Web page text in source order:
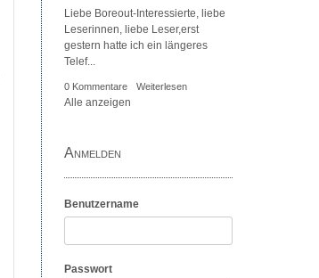
Liebe Boreout-Interessierte, liebe
Leserinnen, liebe Leser,erst
gestern hatte ich ein längeres
Telef...
0 Kommentare Weiterlesen
Alle anzeigen
Anmelden
Benutzername
Passwort